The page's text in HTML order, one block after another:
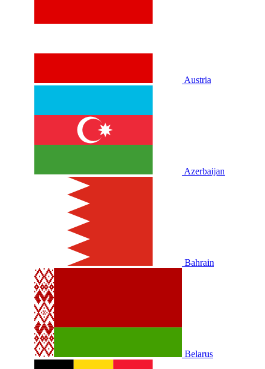
Austria
Azerbaijan
Bahrain
Belarus